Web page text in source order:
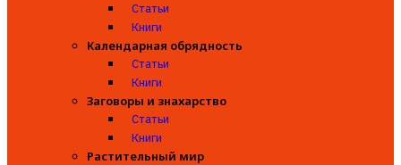
Статьи
Книги
Календарная обрядность
Статьи
Книги
Заговоры и знахарство
Статьи
Книги
Растительный мир